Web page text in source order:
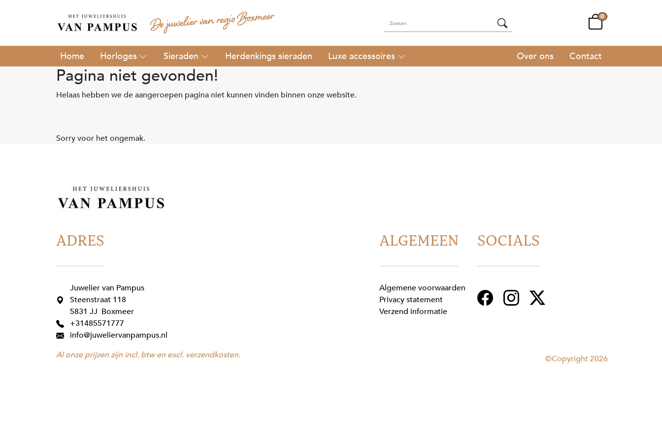
0
Horloges Sieraden Herdenkings sieraden Luxe accessoires Over ons Contact
Pagina niet gevonden!
Helaas hebben we de aangeroepen pagina niet kunnen vinden binnen onze website.
Sorry voor het ongemak.
ADRES
Juwelier van Pampus
Steenstraat 118
5831 JJ Boxmeer
+31485571777
info@juweliervanpampus.nl
ALGEMEEN
Algemene voorwaarden
Privacy statement
Verzend informatie
SOCIALS
Al onze prijzen zijn incl. btw en excl. verzendkosten. ©Copyright 2026